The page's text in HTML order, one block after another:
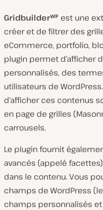
Gridbuilderᵂᴾ est une
créer et de filtrer des
eCommerce, portfolio,
plugin permet d’afficher
personnalisés, des
utilisateurs de
d’afficher ces contenus
en page de grilles
carrousels.
Le plugin fournit
avancés (appelé
dans le contenu. Vous
champs de WordPress
champs personnalisés